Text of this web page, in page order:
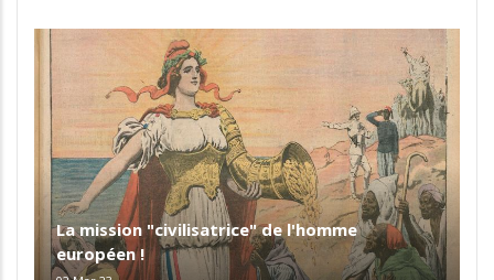
La mission "civilisatrice" de l'homme
européen !